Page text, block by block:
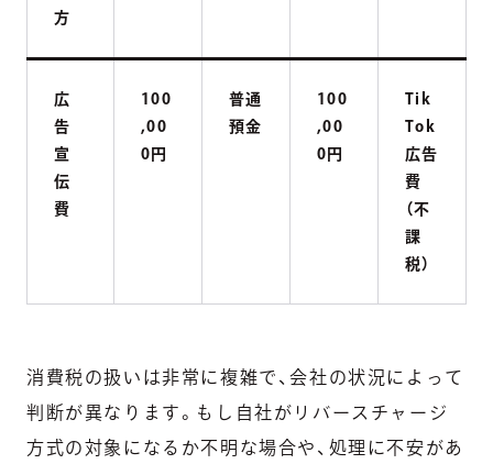
方
広
告
宣
伝
費
100
,00
0円
普通
預金
100
,00
0円
Tik
Tok
広告
費
（不
課
税）
消費税の扱いは非常に複雑で、会社の状況によって
判断が異なります。もし自社がリバースチャージ
方式の対象になるか不明な場合や、処理に不安があ